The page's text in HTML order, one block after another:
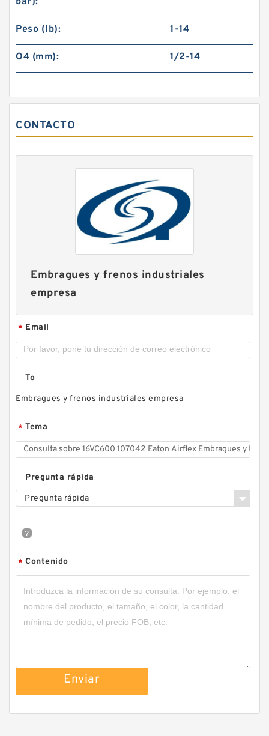
46VC1200 104706 Eaton Airflex Embragues y
Frenos
42VC650 502369 Eaton Airflex Embragues y
22CB500 105505 Eaton Airflex Embragues y
Peso (lb): 1-14
O4 (mm): 1/2-14
CONTACTO
Embragues y frenos industriales
empresa
* Email
To
Embragues y frenos industriales empresa
* Tema
Pregunta rápida
Pregunta rápida
* Contenido
Enviar